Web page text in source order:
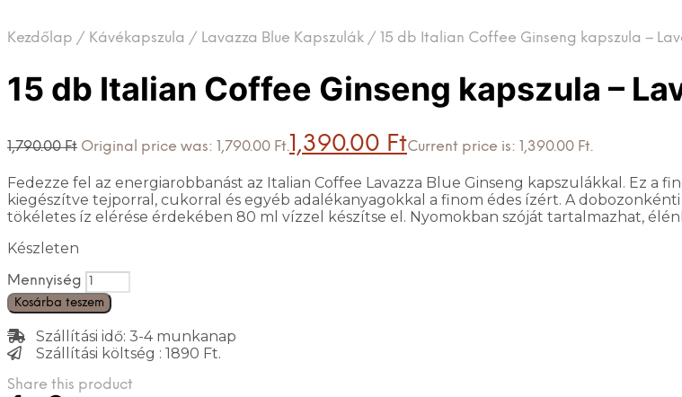
Kezdőlap / Kávékapszula / Lavazza Blue Kapszulák / 15 db Italian Coffee Ginseng kapszula –
15 db Italian Coffee Ginseng kapszula –
1,790.00Ft Original price was: 1,790.00 Ft.1,390.00 FtCurrent price is: 1,390.00 Ft.
Fedezze fel az energiarobbanást az Italian Coffee Lavazza Blue Ginseng kapszulákkal. Ez a
kiegészítve tejporral, cukorral és egyéb adalékanyagokkal a finom édes ízért. A
tökéletes íz elérése érdekében 80 ml vízzel készítse el. Nyomokban szóját tartalmazhat,
Készleten
Mennyiség
Kosárba teszem
Szállítási idő: 3-4 munkanap
Szállítási költség : 1890 Ft.
Share this product